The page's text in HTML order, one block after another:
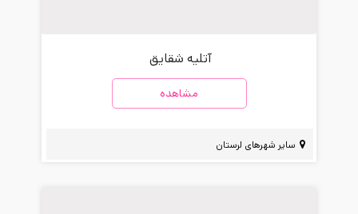
آتلیه شقایق
مشاهده
سایر شهرهای لرستان